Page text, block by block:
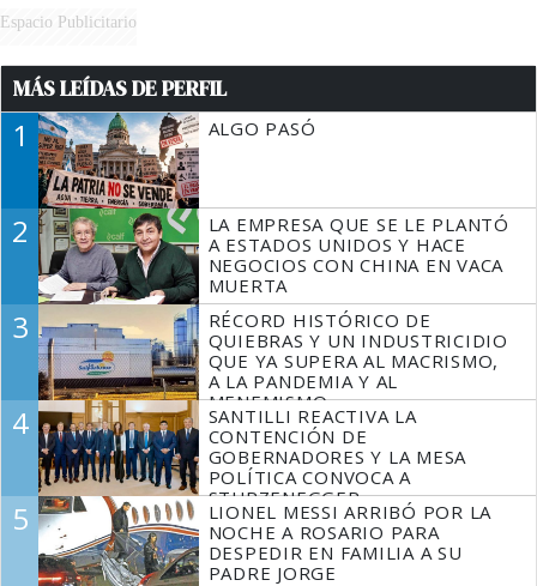
Espacio Publicitario
MÁS LEÍDAS DE PERFIL
1 ALGO PASÓ
2
LA EMPRESA QUE SE LE PLANTÓ
A ESTADOS UNIDOS Y HACE
NEGOCIOS CON CHINA EN VACA
MUERTA
3
RÉCORD HISTÓRICO DE
QUIEBRAS Y UN INDUSTRICIDIO
QUE YA SUPERA AL MACRISMO,
A LA PANDEMIA Y AL
MENEMISMO
4
SANTILLI REACTIVA LA
CONTENCIÓN DE
GOBERNADORES Y LA MESA
POLÍTICA CONVOCA A
STURZENEGGER
5
LIONEL MESSI ARRIBÓ POR LA
NOCHE A ROSARIO PARA
DESPEDIR EN FAMILIA A SU
PADRE JORGE